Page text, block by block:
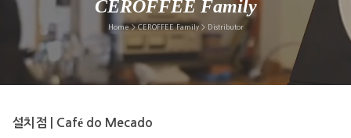
CEROFFEE Family
Home > CEROFFEE Family > Distributor
설치점 | Café do Mecado